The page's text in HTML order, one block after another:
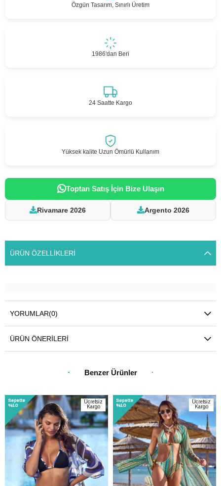
Özgün Tasarım, Sınırlı Üretim
1986'dan Beri
24 Saatte Kargo
Yüksek kalite Uzun Ömürlü Kullanım
Toptan Satış İçin Bize Ulaşın
Rivamare 2026 Argento 2026
ÜRÜN ÖZELLIKLERI
YORUMLAR(0)
ÜRÜN ÖNERILERI
Benzer Ürünler
Sepette
%10
Ücretsiz
Kargo
Sepette
%10
Ücretsiz
Kargo